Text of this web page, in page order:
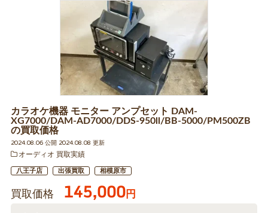
カラオケ機器 モニター アンプセット DAM-
XG7000/DAM-AD7000/DDS-950ll/BB-5000/PM500ZB
の買取価格
2024.08.06 公開 2024.08.08 更新
オーディオ 買取実績
八王子店 出張買取 相模原市
買取価格 145,000円